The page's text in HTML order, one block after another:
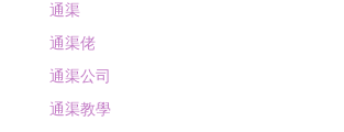
通渠
通渠佬
通渠公司
通渠教學